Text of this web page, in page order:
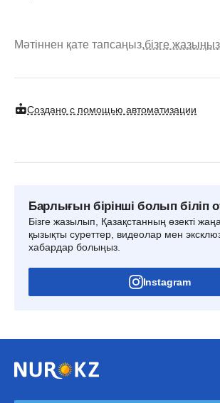
Мәтіннен қате тапсаңыз,бізге жазыңыз
Создано с помощью автоматизации
Барлығын бірінші болып біліп
Бізге жазылып, Қазақстанның өзекті
қызықты суреттер, видеолар мен
хабардар болыңыз.
Instagram